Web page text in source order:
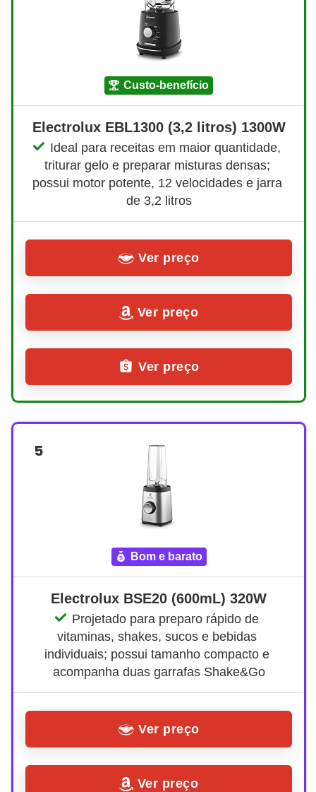
custo-benefício
Electrolux EBL1300 (3,2 litros) 1300W
Ideal para receitas em maior quantidade,
triturar gelo e preparar misturas densas;
possui motor potente, 12 velocidades e jarra
de 3,2 litros
Ver preço
Ver preço
Ver preço
5
bom e barato
Electrolux BSE20 (600mL) 320W
Projetado para preparo rápido de
vitaminas, shakes, sucos e bebidas
individuais; possui tamanho compacto e
acompanha duas garrafas Shake&Go
Ver preço
Ver preço